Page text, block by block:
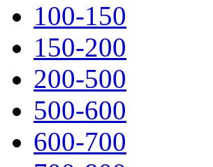
100-150
150-200
200-500
500-600
600-700